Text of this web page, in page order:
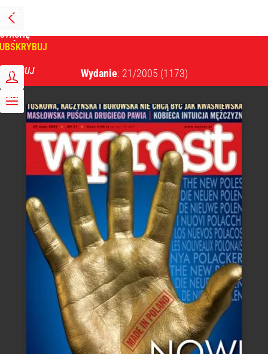
PRZEJDŹ
NA
STRONĘ
GŁÓWNĄ
ZALOGUJ
MENU
Wydanie: 21/2005 (1173)